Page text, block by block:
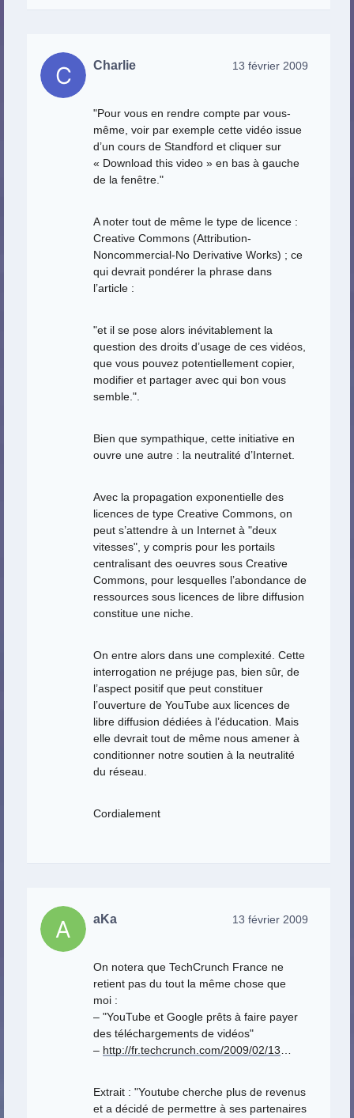
Charlie 13 février 2009
"Pour vous en rendre compte par vous-
même, voir par exemple cette vidéo issue
d’un cours de Standford et cliquer sur
« Download this video » en bas à gauche
de la fenêtre."
A noter tout de même le type de licence :
Creative Commons (Attribution-
Noncommercial-No Derivative Works) ; ce
qui devrait pondérer la phrase dans
l’article :
"et il se pose alors inévitablement la
question des droits d’usage de ces vidéos,
que vous pouvez potentiellement copier,
modifier et partager avec qui bon vous
semble.".
Bien que sympathique, cette initiative en
ouvre une autre : la neutralité d’Internet.
Avec la propagation exponentielle des
licences de type Creative Commons, on
peut s’attendre à un Internet à "deux
vitesses", y compris pour les portails
centralisant des oeuvres sous Creative
Commons, pour lesquelles l’abondance de
ressources sous licences de libre diffusion
constitue une niche.
On entre alors dans une complexité. Cette
interrogation ne préjuge pas, bien sûr, de
l’aspect positif que peut constituer
l’ouverture de YouTube aux licences de
libre diffusion dédiées à l’éducation. Mais
elle devrait tout de même nous amener à
conditionner notre soutien à la neutralité
du réseau.
Cordialement
aKa 13 février 2009
On notera que TechCrunch France ne
retient pas du tout la même chose que
moi :
– "YouTube et Google prêts à faire payer
des téléchargements de vidéos"
– http://fr.techcrunch.com/2009/02/13…
Extrait : "Youtube cherche plus de revenus
et a décidé de permettre à ses partenaires